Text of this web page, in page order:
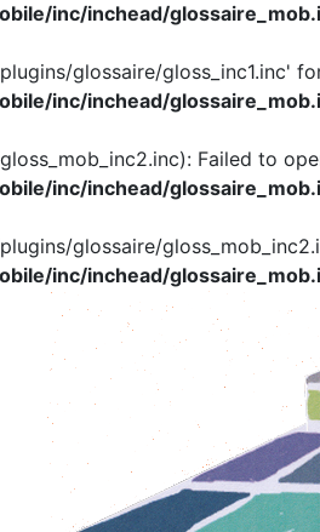
inc/inchead/
glossaire/gloss_inc1.inc'
inc/inchead/
Failed to
inc/inchead/
glossaire/
inc/inchead/